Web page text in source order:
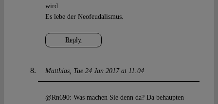
Reply
wird.
Es lebe der Neofeudalismus.
Matthias Tue 24 Jan 2017 at 11:04
@Rn690: Was machen Sie denn da? Da behaupten